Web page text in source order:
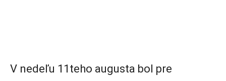
V nedeľu 11teho augusta bol pre